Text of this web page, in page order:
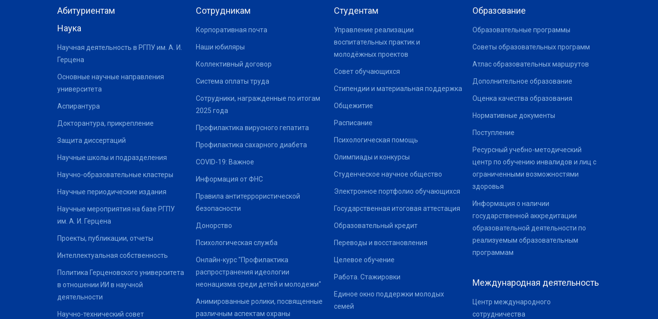
Абитуриентам
Наука
Научная деятельность в РГПУ им. А. И.
Герцена
Основные научные направления
университета
Аспирантура
Докторантура, прикрепление
Защита диссертаций
Научные школы и подразделения
Научно-образовательные кластеры
Научные периодические издания
Научные мероприятия на базе РГПУ
им. А. И. Герцена
Проекты, публикации, отчеты
Интеллектуальная собственность
Политика Герценовского университета
в отношении ИИ в научной
деятельности
Научно-технический совет
Сотрудникам
Корпоративная почта
Наши юбиляры
Коллективный договор
Система оплаты труда
Сотрудники, награжденные по итогам
2025 года
Профилактика вирусного гепатита
Профилактика сахарного диабета
COVID-19: Важное
Информация от ФНС
Правила антитеррористической
безопасности
Донорство
Психологическая служба
Онлайн-курс "Профилактика
распространения идеологии
неонацизма среди детей и молодежи"
Анимированные ролики, посвященные
различным аспектам охраны
Студентам
Управление реализации
воспитательных практик и
молодёжных проектов
Совет обучающихся
Стипендии и материальная поддержка
Общежитие
Расписание
Психологическая помощь
Олимпиады и конкурсы
Студенческое научное общество
Электронное портфолио обучающихся
Государственная итоговая аттестация
Образовательный кредит
Переводы и восстановления
Целевое обучение
Работа. Стажировки
Единое окно поддержки молодых
семей
Образование
Образовательные программы
Советы образовательных программ
Атлас образовательных маршрутов
Дополнительное образование
Оценка качества образования
Нормативные документы
Поступление
Ресурсный учебно-методический
центр по обучению инвалидов и лиц с
ограниченными возможностями
здоровья
Информация о наличии
государственной аккредитации
образовательной деятельности по
реализуемым образовательным
программам
Международная деятельность
Центр международного
сотрудничества